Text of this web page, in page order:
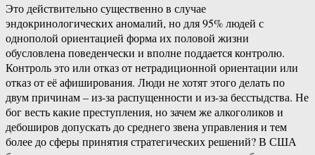
Это действительно существенно в случае
эндокринологических аномалий, но для 95% людей с
однополой ориентацией форма их половой жизни
обусловлена поведенчески и вполне поддается контролю.
Контроль это или отказ от нетрадиционной ориентации или
отказ от её афиширования. Люди не хотят этого делать по
двум причинам – из-за распущенности и из-за бесстыдства. Не
бог весть какие преступления, но зачем же алкоголиков и
дебоширов допускать до среднего звена управления и тем
более до сферы принятия стратегических решений? В США